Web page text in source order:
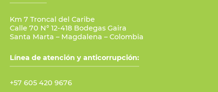
Km 7 Troncal del Caribe
Calle 70 N° 12-418 Bodegas Gaira
Santa Marta – Magdalena – Colombia
Línea de atención y anticorrupción:
+57 605 420 9676